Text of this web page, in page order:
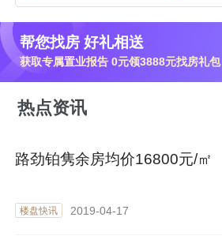
帮您找房 好礼相送
获取专属置业报告 0元领3888元找房礼包
热点资讯
路劲铂隽余房均价16800元/㎡
楼盘快讯 2019-04-17